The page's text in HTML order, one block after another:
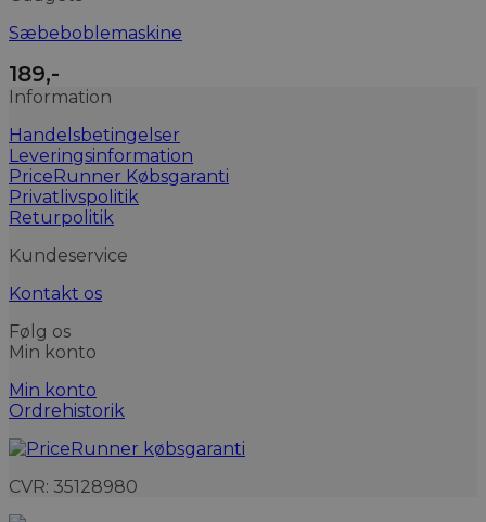
Sæbeboblemaskine
189,-
Information
Handelsbetingelser
Leveringsinformation
PriceRunner Købsgaranti
Privatlivspolitik
Returpolitik
Kundeservice
Kontakt os
Følg os
Min konto
Min konto
Ordrehistorik
CVR: 35128980